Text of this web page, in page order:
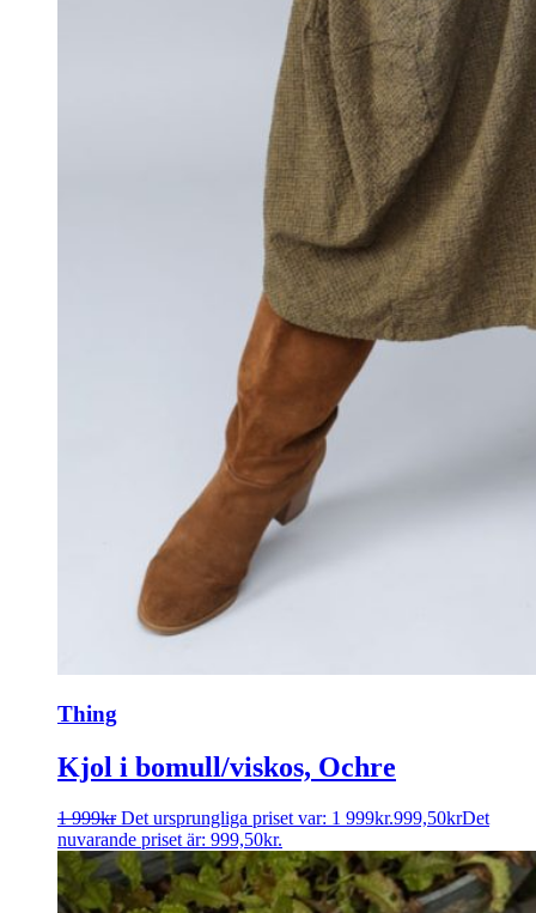
Thing
Kjol i bomull/viskos, Ochre
1 999kr Det ursprungliga priset var: 1 999kr.999,50krDet
nuvarande priset är: 999,50kr.